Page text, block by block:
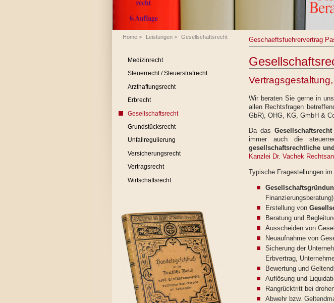
Home> Leistungen> Gesellschaftsrecht
Medizinrecht
Steuerrecht / Steuerstrafrecht
Arzthaftungsrecht
Erbrecht
Gesellschaftsrecht
Grundstücksrecht
Unfallregulierung
Versicherungsrecht
Vertragsrecht
Wirtschaftsrecht
Geschaeftsfuehrervertrag
Wir beraten Sie gerne in
allen Rechtsfragen
GbR), OHG, KG, GmbH &
Da dasGesellschaftsrecht
immer auch die
gesellschaftsrechtliche
Kanzlei Dr. Vachek
Typische Fragestellungen im
Finanzierungsberatung)
Erstellung von
Beratung und
Ausscheiden von
Neuaufnahme von
Sicherung der
Erbvertrag,
Bewertung und
Auflösung und
Rangrücktritt bei
Abwehr bzw.